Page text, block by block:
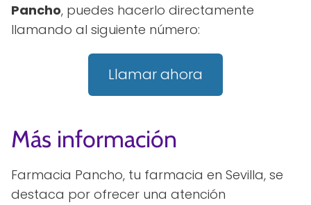
Pancho, puedes hacerlo directamente
llamando al siguiente número:
Llamar ahora
Más información
Farmacia Pancho, tu farmacia en Sevilla, se
destaca por ofrecer una atención